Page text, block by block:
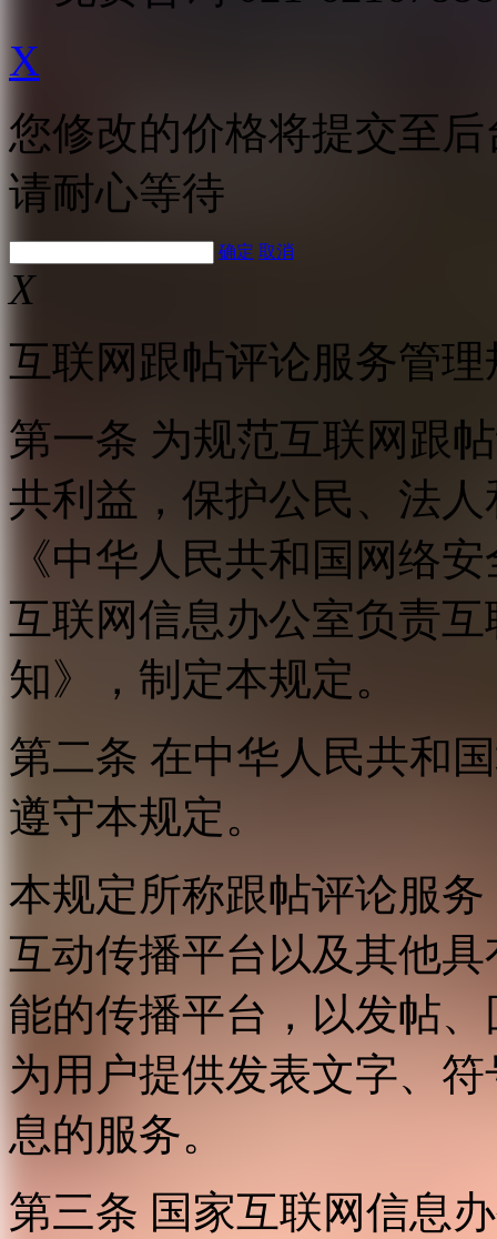
X
您修改的价格将提交至
请耐心等待
确定 取消
X
互联网跟帖评论服务管理
第一条 为规范互联网跟
共利益，保护公民、法
《中华人民共和国网络
互联网信息办公室负责
知》，制定本规定。
第二条 在中华人民共和
遵守本规定。
本规定所称跟帖评论服
互动传播平台以及其他
能的传播平台，以发帖
为用户提供发表文字、
息的服务。
第三条 国家互联网信息